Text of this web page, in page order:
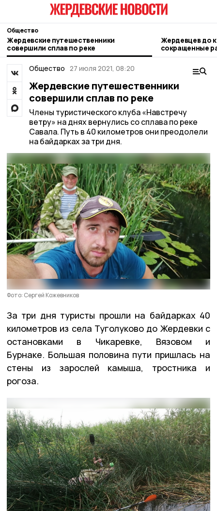
Общество
Жердевские путешественники
совершили сплав по реке
Жердевцев до
сокращенные
Общество 27 июля 2021, 08:20
Жердевские путешественники
совершили сплав по реке
Члены туристического клуба «Навстречу
ветру» на днях вернулись со сплава по реке
Савала. Путь в 40 километров они преодолели
на байдарках за три дня.
Фото: Сергей Кожевников
За три дня туристы прошли на байдарках 40
километров из села Туголуково до Жердевки с
остановками в Чикаревке, Вязовом и
Бурнаке. Большая половина пути пришлась на
стены из зарослей камыша, тростника и
рогоза.